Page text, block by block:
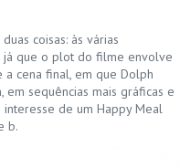
coisas: às várias
já que o plot do filme envolve
cena final, em que Dolph
sequências mais gráficas e
de um Happy Meal
b.